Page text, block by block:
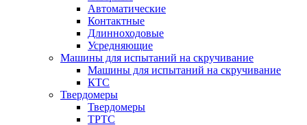
Автоматические
Контактные
Длинноходовые
Усредняющие
Машины для испытаний на скручивание
Машины для испытаний на скручивание
КТС
Твердомеры
Твердомеры
ТРТС